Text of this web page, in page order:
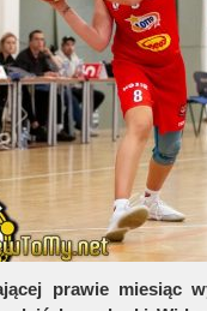
prawie miesiąc